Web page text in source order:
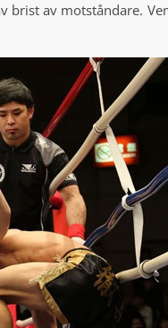
brist av motståndare.